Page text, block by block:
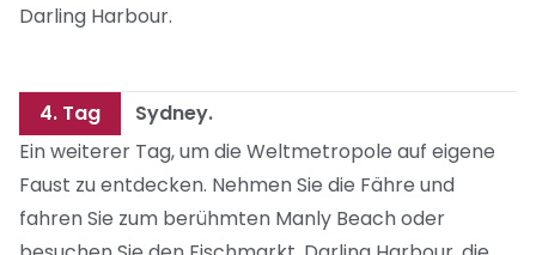
Darling Harbour.
4. Tag
Sydney.
Ein weiterer Tag, um die Weltmetropole auf eigene
Faust zu entdecken. Nehmen Sie die Fähre und
fahren Sie zum berühmten Manly Beach oder